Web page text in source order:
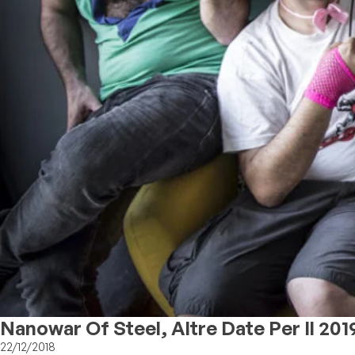
Nanowar Of Steel, Altre Date Per Il
22/12/2018